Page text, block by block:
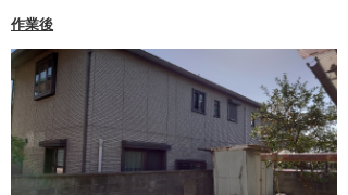
9月 2022 (1)
8月 2022 (1)
7月 2022 (1)
6月 2022 (1)
5月 2022 (1)
作業後